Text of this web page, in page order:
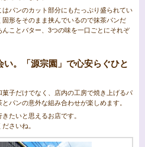
パンのカット部分にもたっぷり盛られてい
形をそのまま挟んでいるので抹茶パンだ
ことバター、3つの味を一口ごとにそれぞ
い。「源宗園」で心安らぐひと
菓子だけでなく、店内の工房で焼き上げるパ
パンの意外な組み合わせが楽しめます。
たいと思えるお店です。
さいね。